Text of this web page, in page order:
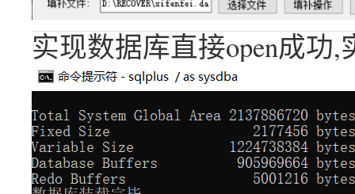
实现数据库直接open成功,